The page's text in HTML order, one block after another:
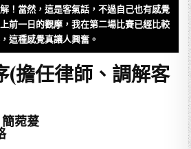
！當然，這是客氣話，不過自己也有感覺
前一日的觀摩，我在第二場比賽已經比較
這種感覺真讓人興奮。
(擔任律師、調解客
菀萲